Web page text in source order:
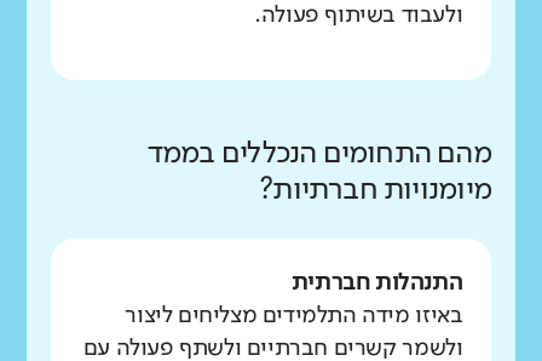
ולעבוד בשיתוף פעולה.
מהם התחומים הנכללים בממד
מיומנויות חברתיות?
התנהלות חברתית
באיזו מידה התלמידים מצליחים ליצור
ולשמר קשרים חברתיים ולשתף פעולה עם